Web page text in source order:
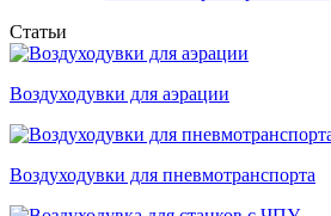
Статьи
Воздуходувки для аэрации
Воздуходувки для пневмотранспорта